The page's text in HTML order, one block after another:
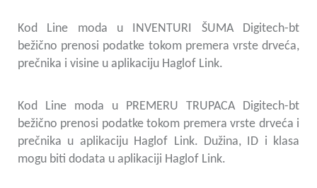
Kod Line moda u INVENTURI ŠUMA Digitech-bt
bežično prenosi podatke tokom premera vrste drveća,
prečnika i visine u aplikaciju Haglof Link.
Kod Line moda u PREMERU TRUPACA Digitech-bt
bežično prenosi podatke tokom premera vrste drveća i
prečnika u aplikaciju Haglof Link. Dužina, ID i klasa
mogu biti dodata u aplikaciji Haglof Link.